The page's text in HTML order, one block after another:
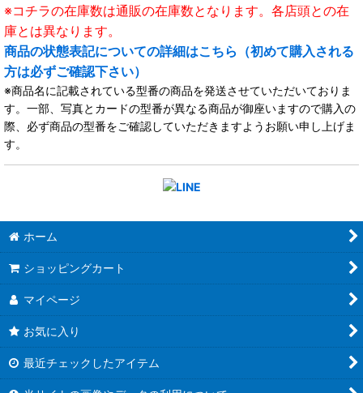
※コチラの在庫数は通販の在庫数となります。各店頭との在
庫とは異なります。
商品の状態表記についての詳細はこちら（初めて購入される
方は必ずご確認下さい）
※商品名に記載されている型番の商品を発送させていただいておりま
す。一部、写真とカードの型番が異なる商品が御座いますので購入の
際、必ず商品の型番をご確認していただきますようお願い申し上げま
す。
ホーム
ショッピングカート
マイページ
お気に入り
最近チェックしたアイテム